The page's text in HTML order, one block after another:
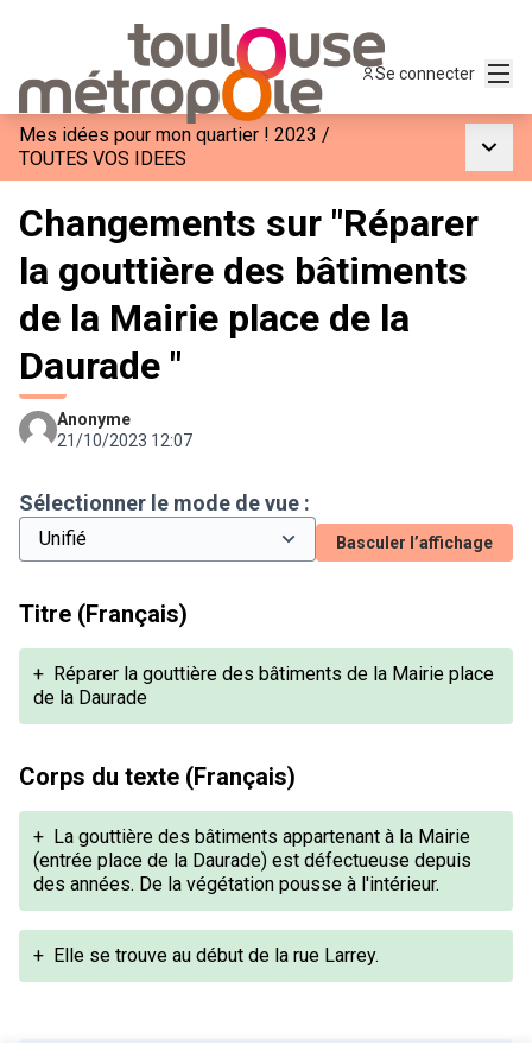
Se connecter
Mes idées pour mon quartier ! 2023 /
TOUTES VOS IDEES
Changements sur "Réparer
la gouttière des bâtiments
de la Mairie place de la
Daurade "
Anonyme
21/10/2023 12:07
Sélectionner le mode de vue :
Basculer l’affichage
Titre (Français)
+ Réparer la gouttière des bâtiments de la Mairie place
de la Daurade
Corps du texte (Français)
+ La gouttière des bâtiments appartenant à la Mairie
(entrée place de la Daurade) est défectueuse depuis
des années. De la végétation pousse à l'intérieur.
+ Elle se trouve au début de la rue Larrey.